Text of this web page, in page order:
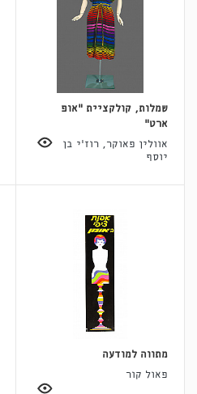
שמלות, קולקציית "אופ
ארט"
אוולין פאוקר, רוז'י בן
יוסף
מתווה למודעה
פאול קור